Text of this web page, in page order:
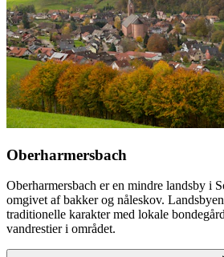
Oberharmersbach
Oberharmersbach er en mindre landsby i
omgivet af bakker og nåleskov.
traditionelle karakter med lokale
vandrestier i området.